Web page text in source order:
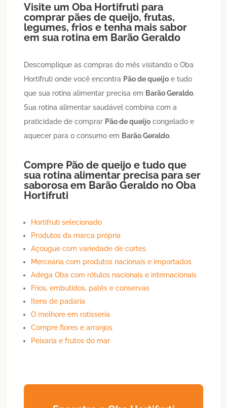
Visite um Oba Hortifruti para
comprar pães de queijo, frutas,
legumes, frios e tenha mais sabor
em sua rotina em Barão Geraldo
Descomplique as compras do mês visitando o Oba
Hortifruti onde você encontra Pão de queijo e tudo
que sua rotina alimentar precisa em Barão Geraldo.
Sua rotina alimentar saudável combina com a
praticidade de comprar Pão de queijo congelado e
aquecer para o consumo em Barão Geraldo.
Compre Pão de queijo e tudo que
sua rotina alimentar precisa para ser
saborosa em Barão Geraldo no Oba
Hortifruti
Hortifruti selecionado
Produtos da marca própria
Açougue com variedade de cortes
Mercearia com produtos nacionais e importados
Adega Oba com rótulos nacionais e internacionais
Frios, embutidos, patês e conservas
Itens de padaria
O melhore em rotisseria
Compre flores e arranjos
Peixaria e frutos do mar